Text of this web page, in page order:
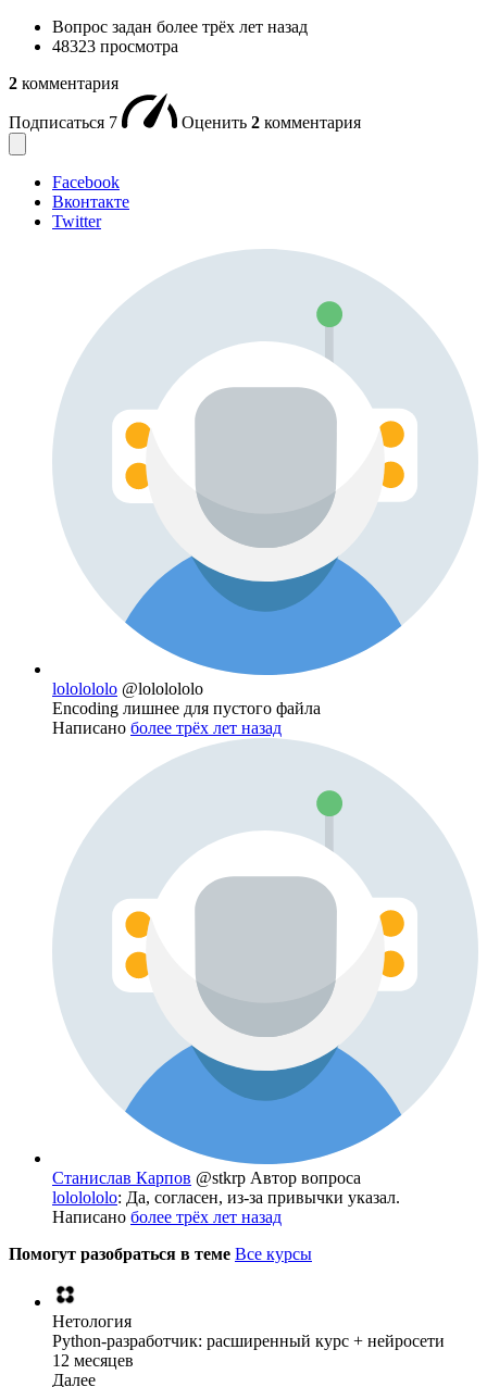
Вопрос задан более трёх лет назад
48323 просмотра
2 комментария
Подписаться 7 Оценить 2 комментария
Facebook
Вконтакте
Twitter
lololololo @lololololo
Encoding лишнее для пустого файла
Написано более трёх лет назад
Станислав Карпов @stkrp Автор вопроса
lololololo: Да, согласен, из-за привычки указал.
Написано более трёх лет назад
Помогут разобраться в теме Все курсы
Нетология
Python-разработчик: расширенный курс + нейросети
12 месяцев
Далее